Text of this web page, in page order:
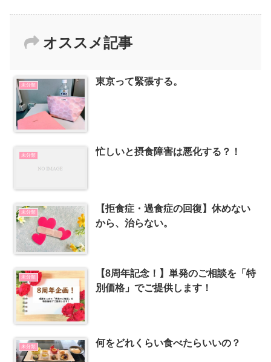
オススメ記事
未分類 東京って緊張する。
未分類 忙しいと摂食障害は悪化する？！
未分類
【拒食症・過食症の回復】休めない
から、治らない。
未分類
【8周年記念！】単発のご相談を「特
別価格」でご提供します！
未分類 何をどれくらい食べたらいいの？